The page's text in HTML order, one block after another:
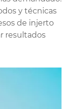
y técnicas
de injerto
resultados